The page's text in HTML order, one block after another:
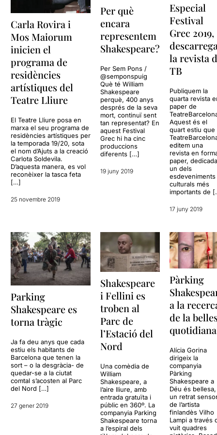
Carla Rovira i
Mos Maiorum
inicien el
programa de
residències
artístiques del
Teatre Lliure
El Teatre Lliure posa en
marxa el seu programa de
residències artístiques per
la temporada 19/20, sota
el nom d’Ajuts a la creació
Carlota Soldevila.
D’aquesta manera, es vol
reconèixer la tasca feta
[…]
25 novembre 2019
Per què
encara
representem
Shakespeare?
Per Sem Pons /
@semponspuig
Què té William
Shakespeare
perquè, 400 anys
després de la seva
mort, continuï sent
tan representat? En
aquest Festival
Grec hi ha cinc
produccions
diferents […]
19 juny 2019
Especial
Festival
Grec 2019,
la revista
TB
Publiquem la
quarta revista
paper de
Aquest és el
quart estiu que
editem una
revista en
paper,
un dels
esdeveniments
culturals més
importants de
17 juny 2019
Parking
Shakespeare es
torna tràgic
Ja fa deu anys que cada
estiu els habitants de
Barcelona que tenen la
sort – o la desgràcia- de
quedar-se a la ciutat
comtal s’acosten al Parc
del Nord […]
27 gener 2019
Shakespeare
i Fellini es
troben al
Parc de
l’Estació del
Nord
Una comèdia de
William
Shakespeare, a
l’aire lliure, amb
entrada gratuïta i
públic en 360º. La
companyia Parking
Shakespeare torna
a l’espiral dels
Pàrking
a la
de la
quotidiana
Alícia Gorina
dirigeix la
companyia
Pàrking
Shakespeare a
Déu és bellesa,
un retrat
de l’artista
finlandès Vilho
Lampi a través
vuit quadres